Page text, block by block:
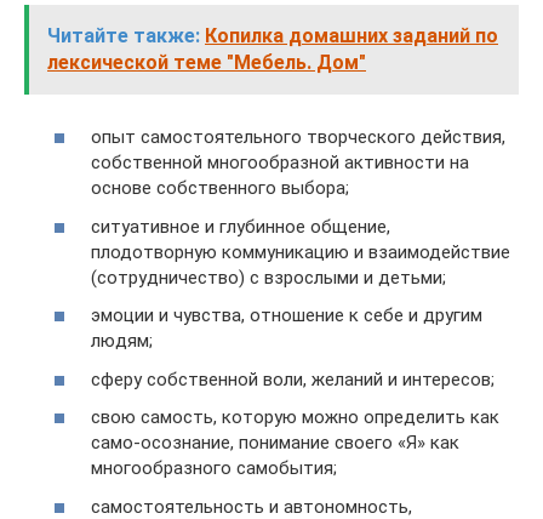
Читайте также: Копилка домашних заданий по
лексической теме "Мебель. Дом"
опыт самостоятельного творческого действия,
собственной многообразной активности на
основе собственного выбора;
ситуативное и глубинное общение,
плодотворную коммуникацию и взаимодействие
(сотрудничество) с взрослыми и детьми;
эмоции и чувства, отношение к себе и другим
людям;
сферу собственной воли, желаний и интересов;
свою самость, которую можно определить как
само-осознание, понимание своего «Я» как
многообразного самобытия;
самостоятельность и автономность,